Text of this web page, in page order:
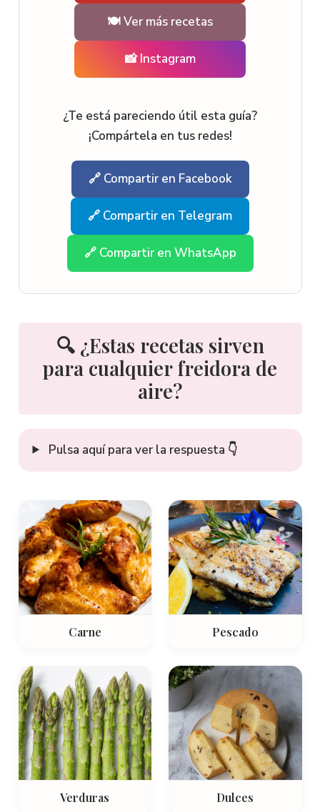
🍽️ Ver más recetas
📸 Instagram
¿Te está pareciendo útil esta guía?
¡Compártela en tus redes!
🔗 Compartir en Facebook
🔗 Compartir en Telegram
🔗 Compartir en WhatsApp
🔍 ¿Estas recetas sirven
para cualquier freidora de
aire?
Pulsa aquí para ver la respuesta 👇
Carne Pescado
Verduras Dulces